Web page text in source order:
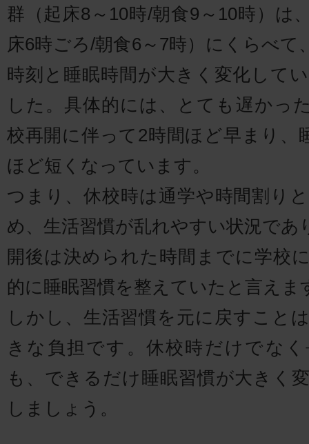
群（起床8～10時/朝食9～10時）は
床6時ごろ/朝食6～7時）にくらべて
時刻と睡眠時間が大きく変化して
した。具体的には、とても遅かっ
校再開に伴って2時間ほど早まり、
ほど短くなっています。
つまり、休校時は通学や時間割り
め、生活習慣が乱れやすい状況であ
開後は決められた時間までに学校
的に睡眠習慣を整えていたと言えま
しかし、生活習慣を元に戻すこと
きな負担です。休校時だけでな
も、できるだけ睡眠習慣が大きく
しましょう。